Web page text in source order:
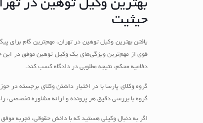
بهترین وکیل توهین در
حیثیت
یافتن بهترین وکیل توهین در تهران، مهم‌ترین گام
قوی از مهم‌ترین ویژگی‌های یک وکیل توهین موفق در این
دفاعیه محکم، نتیجه مطلوبی در دادگاه کسب کند.
گروه وکلای پارسا با در اختیار داشتن وکلای برجسته
گروه با بررسی دقیق هر پرونده و ارائه مشاوره تخصصی،
اگر به دنبال وکیلی هستید که با دانش حقوقی، تجربه